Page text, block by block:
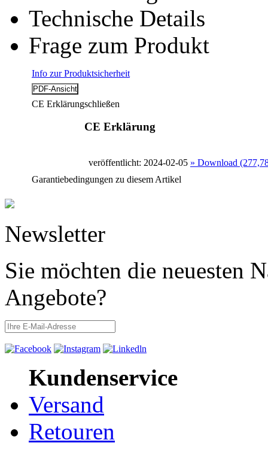
Technische Details
Frage zum Produkt
Info zur Produktsicherheit
CE Erklärungschließen
CE Erklärung
veröffentlicht: 2024-02-05 » Download
Garantiebedingungen zu diesem Artikel
Newsletter
Sie möchten die neuesten
Angebote?
Kundenservice
Versand
Retouren